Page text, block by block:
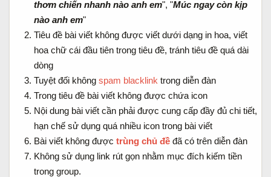
thơm chiến nhanh nào anh em", "Múc ngay còn kịp
nào anh em"
Tiêu đề bài viết không được viết dưới dạng in hoa, viết
hoa chữ cái đầu tiên trong tiêu đề, tránh tiêu đề quá dài
dòng
Tuyệt đối không spam blacklink trong diễn đàn
Trong tiêu đề bài viết không được chứa icon
Nội dung bài viết cần phải được cung cấp đầy đủ chi tiết,
hạn chế sử dụng quá nhiều icon trong bài viết
Bài viết không được trùng chủ đề đã có trên diễn đàn
Không sử dụng link rút gọn nhằm mục đích kiếm tiền
trong group.